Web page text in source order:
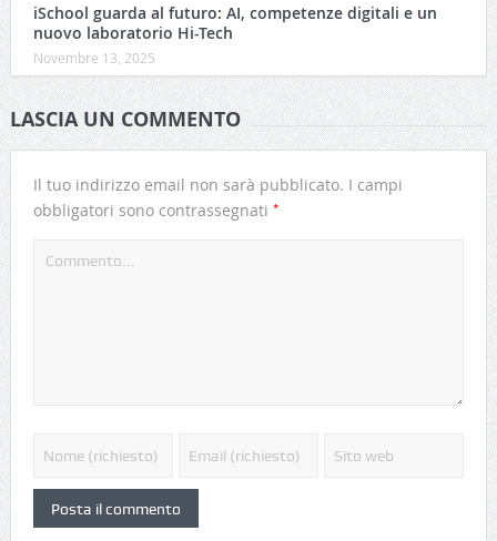
iSchool guarda al futuro: AI, competenze digitali e un
nuovo laboratorio Hi-Tech
Novembre 13, 2025
LASCIA UN COMMENTO
Il tuo indirizzo email non sarà pubblicato. I campi
obbligatori sono contrassegnati *